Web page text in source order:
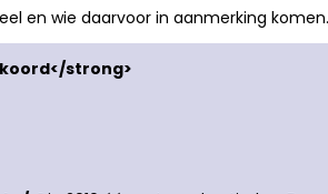
en wie daarvoor in aanmerking komen.